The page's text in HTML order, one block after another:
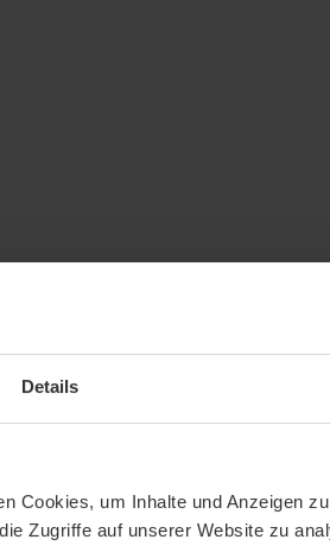
Details
Cookies, um Inhalte und Anzeigen
Zugriffe auf unserer Website zu